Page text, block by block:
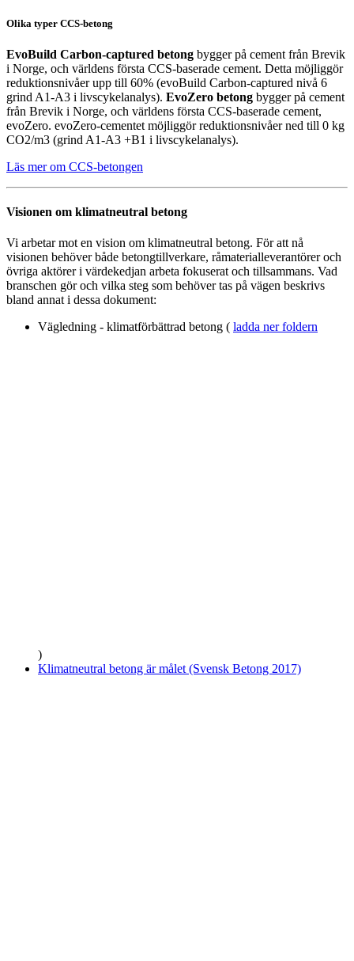
Olika typer CCS-betong
EvoBuild Carbon-captured betong bygger på cement från Brevik
i Norge, och världens första CCS-baserade cement. Detta möjliggör
reduktionsnivåer upp till 60% (evoBuild Carbon-captured nivå 6
grind A1-A3 i livscykelanalys). EvoZero betong bygger på cement
från Brevik i Norge, och världens första CCS-baserade cement,
evoZero. evoZero-cementet möjliggör reduktionsnivåer ned till 0 kg
CO2/m3 (grind A1-A3 +B1 i livscykelanalys).
Läs mer om CCS-betongen
Visionen om klimatneutral betong
Vi arbetar mot en vision om klimatneutral betong. För att nå
visionen behöver både betongtillverkare, råmaterialleverantörer och
övriga aktörer i värdekedjan arbeta fokuserat och tillsammans. Vad
branschen gör och vilka steg som behöver tas på vägen beskrivs
bland annat i dessa dokument:
Vägledning - klimatförbättrad betong ( ladda ner foldern
)
Klimatneutral betong är målet (Svensk Betong 2017)